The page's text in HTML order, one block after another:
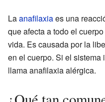
Laanafilaxiaes una
que afecta a todo el
vida. Es causada por la
en el cuerpo. Si el
llama anafilaxia alérgica.